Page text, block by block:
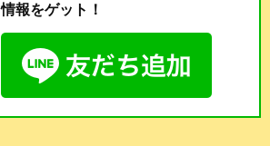
情報をゲット！